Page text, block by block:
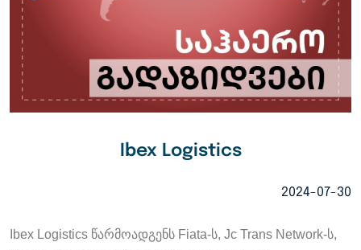
Ibex Logistics
2024-07-30
Ibex Logistics წარმოადგენს Fiata-ს, Jc Trans Network-ს,